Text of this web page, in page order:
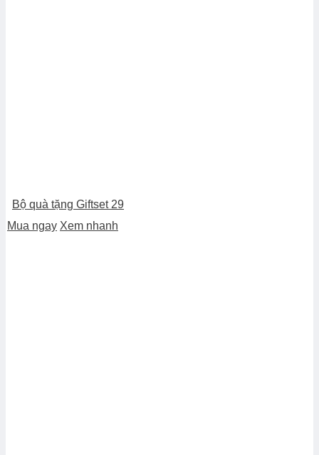
Bộ quà tặng Giftset 29
Mua ngay Xem nhanh